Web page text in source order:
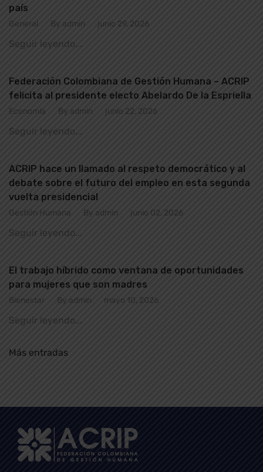
país
General By admin junio 29, 2026
Seguir leyendo...
Federación Colombiana de Gestión Humana – ACRIP
felicita al presidente electo Abelardo De la Espriella
Economía By admin junio 22, 2026
Seguir leyendo...
ACRIP hace un llamado al respeto democrático y al
debate sobre el futuro del empleo en esta segunda
vuelta presidencial
Gestión Humana By admin junio 02, 2026
Seguir leyendo...
El trabajo híbrido como ventana de oportunidades
para mujeres que son madres
Bienestar By admin mayo 10, 2026
Seguir leyendo...
Más entradas